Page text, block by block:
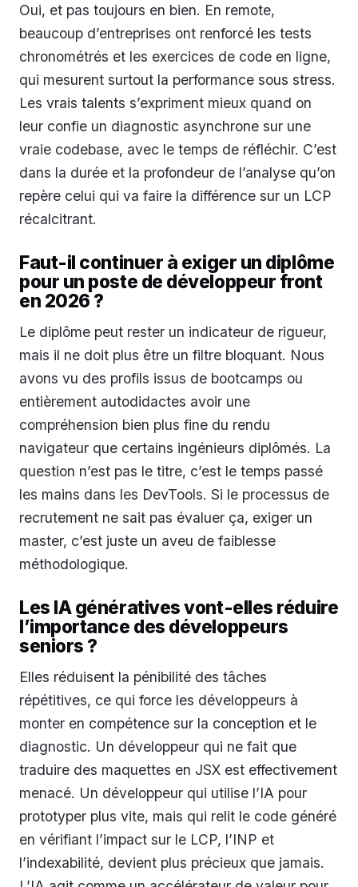
Oui, et pas toujours en bien. En remote,
beaucoup d’entreprises ont renforcé les tests
chronométrés et les exercices de code en ligne,
qui mesurent surtout la performance sous stress.
Les vrais talents s’expriment mieux quand on
leur confie un diagnostic asynchrone sur une
vraie codebase, avec le temps de réfléchir. C’est
dans la durée et la profondeur de l’analyse qu’on
repère celui qui va faire la différence sur un LCP
récalcitrant.
Faut-il continuer à exiger un diplôme
pour un poste de développeur front
en 2026 ?
Le diplôme peut rester un indicateur de rigueur,
mais il ne doit plus être un filtre bloquant. Nous
avons vu des profils issus de bootcamps ou
entièrement autodidactes avoir une
compréhension bien plus fine du rendu
navigateur que certains ingénieurs diplômés. La
question n’est pas le titre, c’est le temps passé
les mains dans les DevTools. Si le processus de
recrutement ne sait pas évaluer ça, exiger un
master, c’est juste un aveu de faiblesse
méthodologique.
Les IA génératives vont-elles réduire
l’importance des développeurs
seniors ?
Elles réduisent la pénibilité des tâches
répétitives, ce qui force les développeurs à
monter en compétence sur la conception et le
diagnostic. Un développeur qui ne fait que
traduire des maquettes en JSX est effectivement
menacé. Un développeur qui utilise l’IA pour
prototyper plus vite, mais qui relit le code généré
en vérifiant l’impact sur le LCP, l’INP et
l’indexabilité, devient plus précieux que jamais.